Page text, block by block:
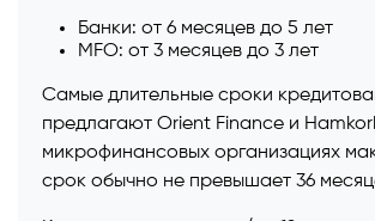
Банки: от 6 месяцев до 5 лет
MFO: от 3 месяцев до 3 лет
Самые длительные сроки
предлагают Orient Finance и
микрофинансовых организациях
срок обычно не превышает 36